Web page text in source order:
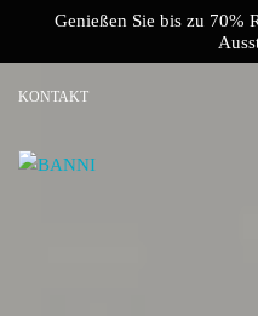
Genießen Sie bis zu 70%
KONTAKT